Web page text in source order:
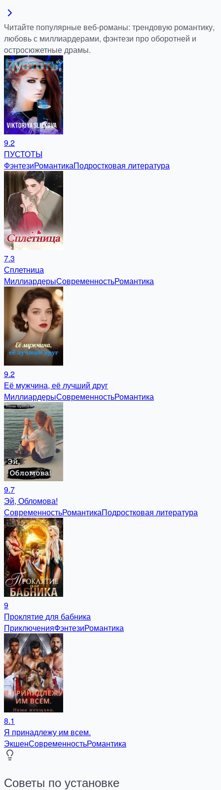
Читайте популярные веб-романы: трендовую романтику,
любовь с миллиардерами, фэнтези про оборотней и
остросюжетные драмы.
9.2
ПУСТОТЫ
ФэнтезиРомантикаПодростковая литература
7.3
Сплетница
МиллиардерыСовременностьРомантика
9.2
Её мужчина, её лучший друг
МиллиардерыСовременностьРомантика
9.7
Эй, Обломова!
СовременностьРомантикаПодростковая литература
9
Проклятие для бабника
ПриключенияФэнтезиРомантика
8.1
Я принадлежу им всем.
ЭкшенСовременностьРомантика
Советы по установке